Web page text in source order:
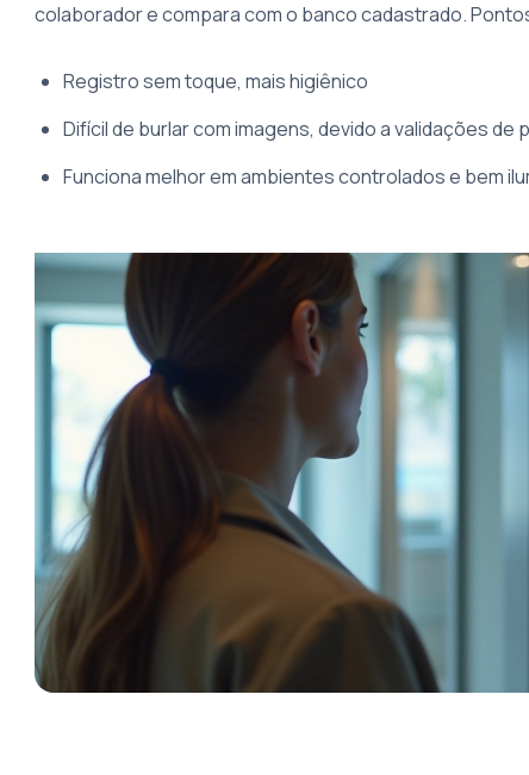
colaborador e compara com o banco cadastrado.
Registro sem toque, mais higiênico
Difícil de burlar com imagens, devido a validações de
Funciona melhor em ambientes controlados e bem